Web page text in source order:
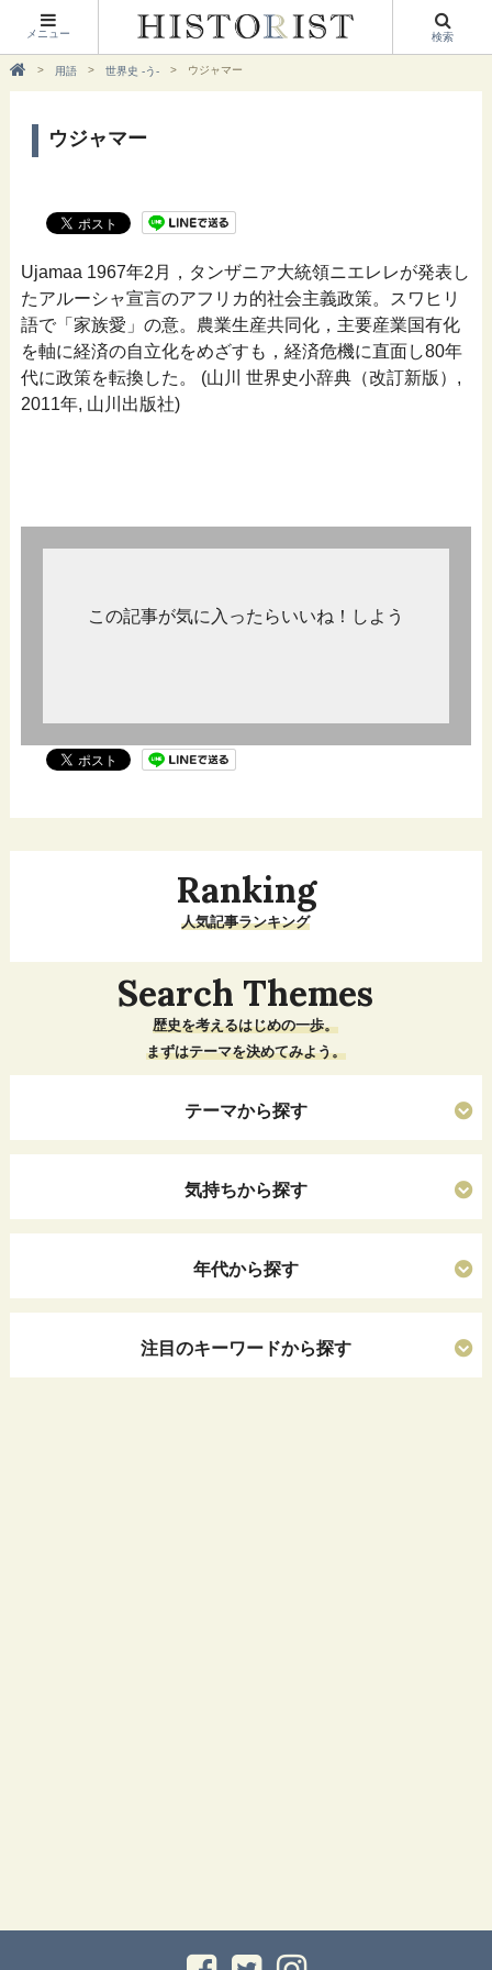
メニュー 検索
用語 世界史 -う- ウジャマー
ウジャマー
Ujamaa 1967年2月，タンザニア大統領ニエレレが発表し
たアルーシャ宣言のアフリカ的社会主義政策。スワヒリ
語で「家族愛」の意。農業生産共同化，主要産業国有化
を軸に経済の自立化をめざすも，経済危機に直面し80年
代に政策を転換した。 (山川 世界史小辞典（改訂新版）,
2011年, 山川出版社)
この記事が気に入ったらいいね！しよう
Ranking
人気記事ランキング
Search Themes
歴史を考えるはじめの一歩。
まずはテーマを決めてみよう。
テーマから探す
気持ちから探す
年代から探す
注目のキーワードから探す